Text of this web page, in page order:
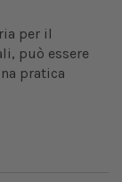
per il
può essere
pratica